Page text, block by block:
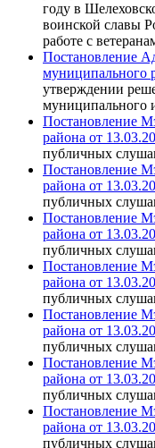
году в
воинской славы
работе с
Постановление
муниципального
утверждении
муниципального
Постановление
района от
публичных
Постановление
района от
публичных
Постановление
района от
публичных
Постановление
района от
публичных
Постановление
района от
публичных
Постановление
района от
публичных
Постановление
района от
публичных